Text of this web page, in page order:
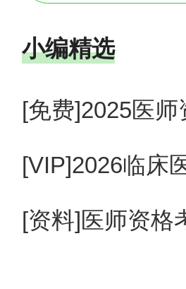
《医师资格
名 资格审核工作
小编精选
[免费]2025医
[VIP]2026临床
[资料]医师资格